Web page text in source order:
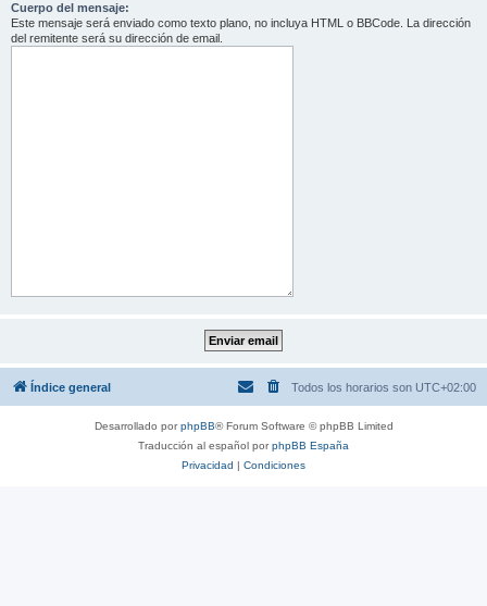
Cuerpo del mensaje:
Este mensaje será enviado como texto plano, no incluya HTML o BBCode. La dirección
del remitente será su dirección de email.
Índice general Todos los horarios son UTC+02:00
Desarrollado porphpBB® Forum Software © phpBB Limited
Traducción al español porphpBB España
Privacidad | Condiciones